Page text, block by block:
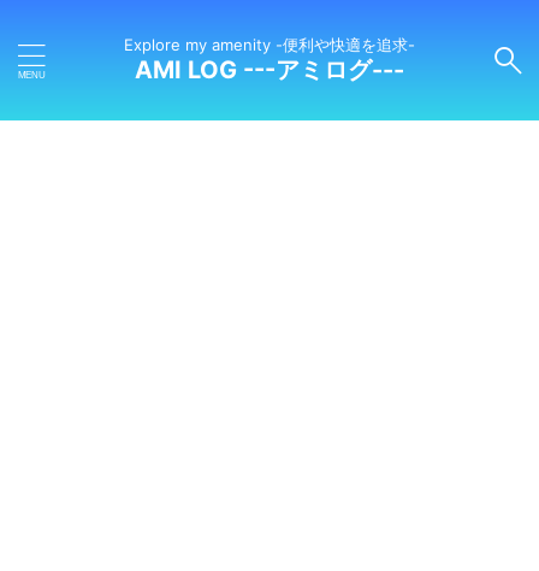
Explore my amenity -便利や快適を追求-
AMI LOG ---アミログ---